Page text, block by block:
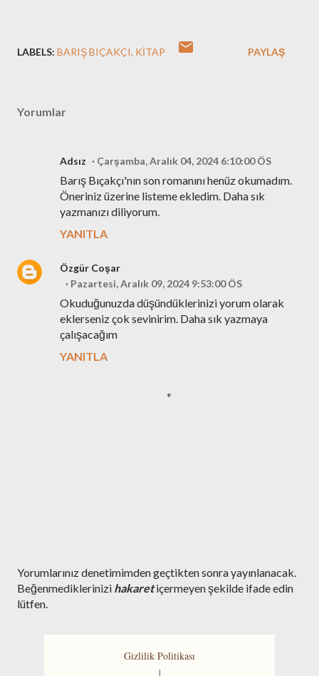
LABELS: BARIŞ BIÇAKÇI KITAP PAYLAŞ
Yorumlar
Adsız Çarşamba, Aralık 04, 2024 6:10:00 ÖS
Barış Bıçakçı'nın son romanını henüz okumadım.
Öneriniz üzerine listeme ekledim. Daha sık
yazmanızı diliyorum.
YANITLA
Özgür Coşar
Pazartesi, Aralık 09, 2024 9:53:00 ÖS
Okuduğunuzda düşündüklerinizi yorum olarak
eklerseniz çok sevinirim. Daha sık yazmaya
çalışacağım
YANITLA
Y
o
r
Yorumlarınız denetimimden geçtikten sonra yayınlanacak.
Beğenmediklerinizi hakaretiçermeyen şekilde ifade edin
lütfen.
Gizlilik Politikası
|